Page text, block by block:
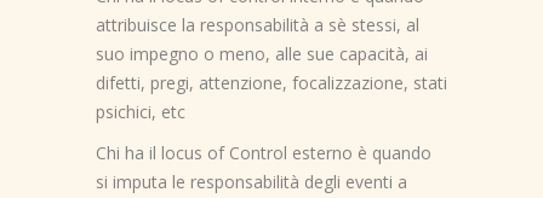
attribuisce la responsabilità a sè stessi, al
suo impegno o meno, alle sue capacità, ai
difetti, pregi, attenzione, focalizzazione, stati
psichici, etc
Chi ha il locus of Control esterno è quando
si imputa le responsabilità degli eventi a